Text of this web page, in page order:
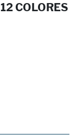
COLORES